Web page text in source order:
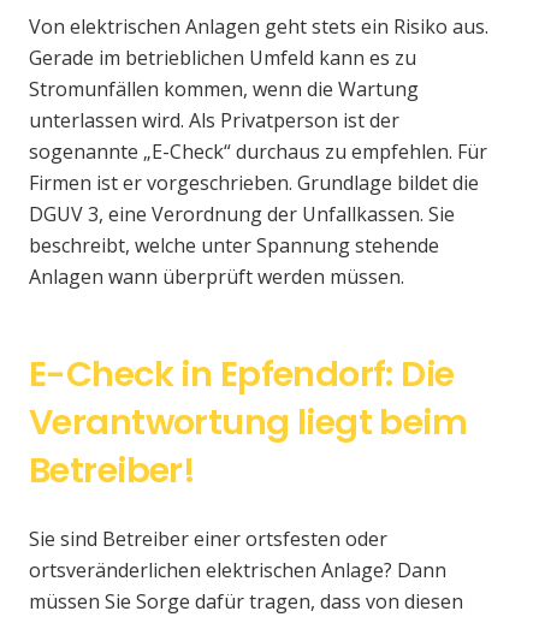
Von elektrischen Anlagen geht stets ein Risiko aus.
Gerade im betrieblichen Umfeld kann es zu
Stromunfällen kommen, wenn die Wartung
unterlassen wird. Als Privatperson ist der
sogenannte „E-Check“ durchaus zu empfehlen. Für
Firmen ist er vorgeschrieben. Grundlage bildet die
DGUV 3, eine Verordnung der Unfallkassen. Sie
beschreibt, welche unter Spannung stehende
Anlagen wann überprüft werden müssen.
E-Check in Epfendorf: Die
Verantwortung liegt beim
Betreiber!
Sie sind Betreiber einer ortsfesten oder
ortsveränderlichen elektrischen Anlage? Dann
müssen Sie Sorge dafür tragen, dass von diesen